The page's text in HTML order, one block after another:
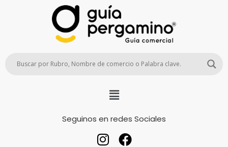
Seguinos en redes Sociales